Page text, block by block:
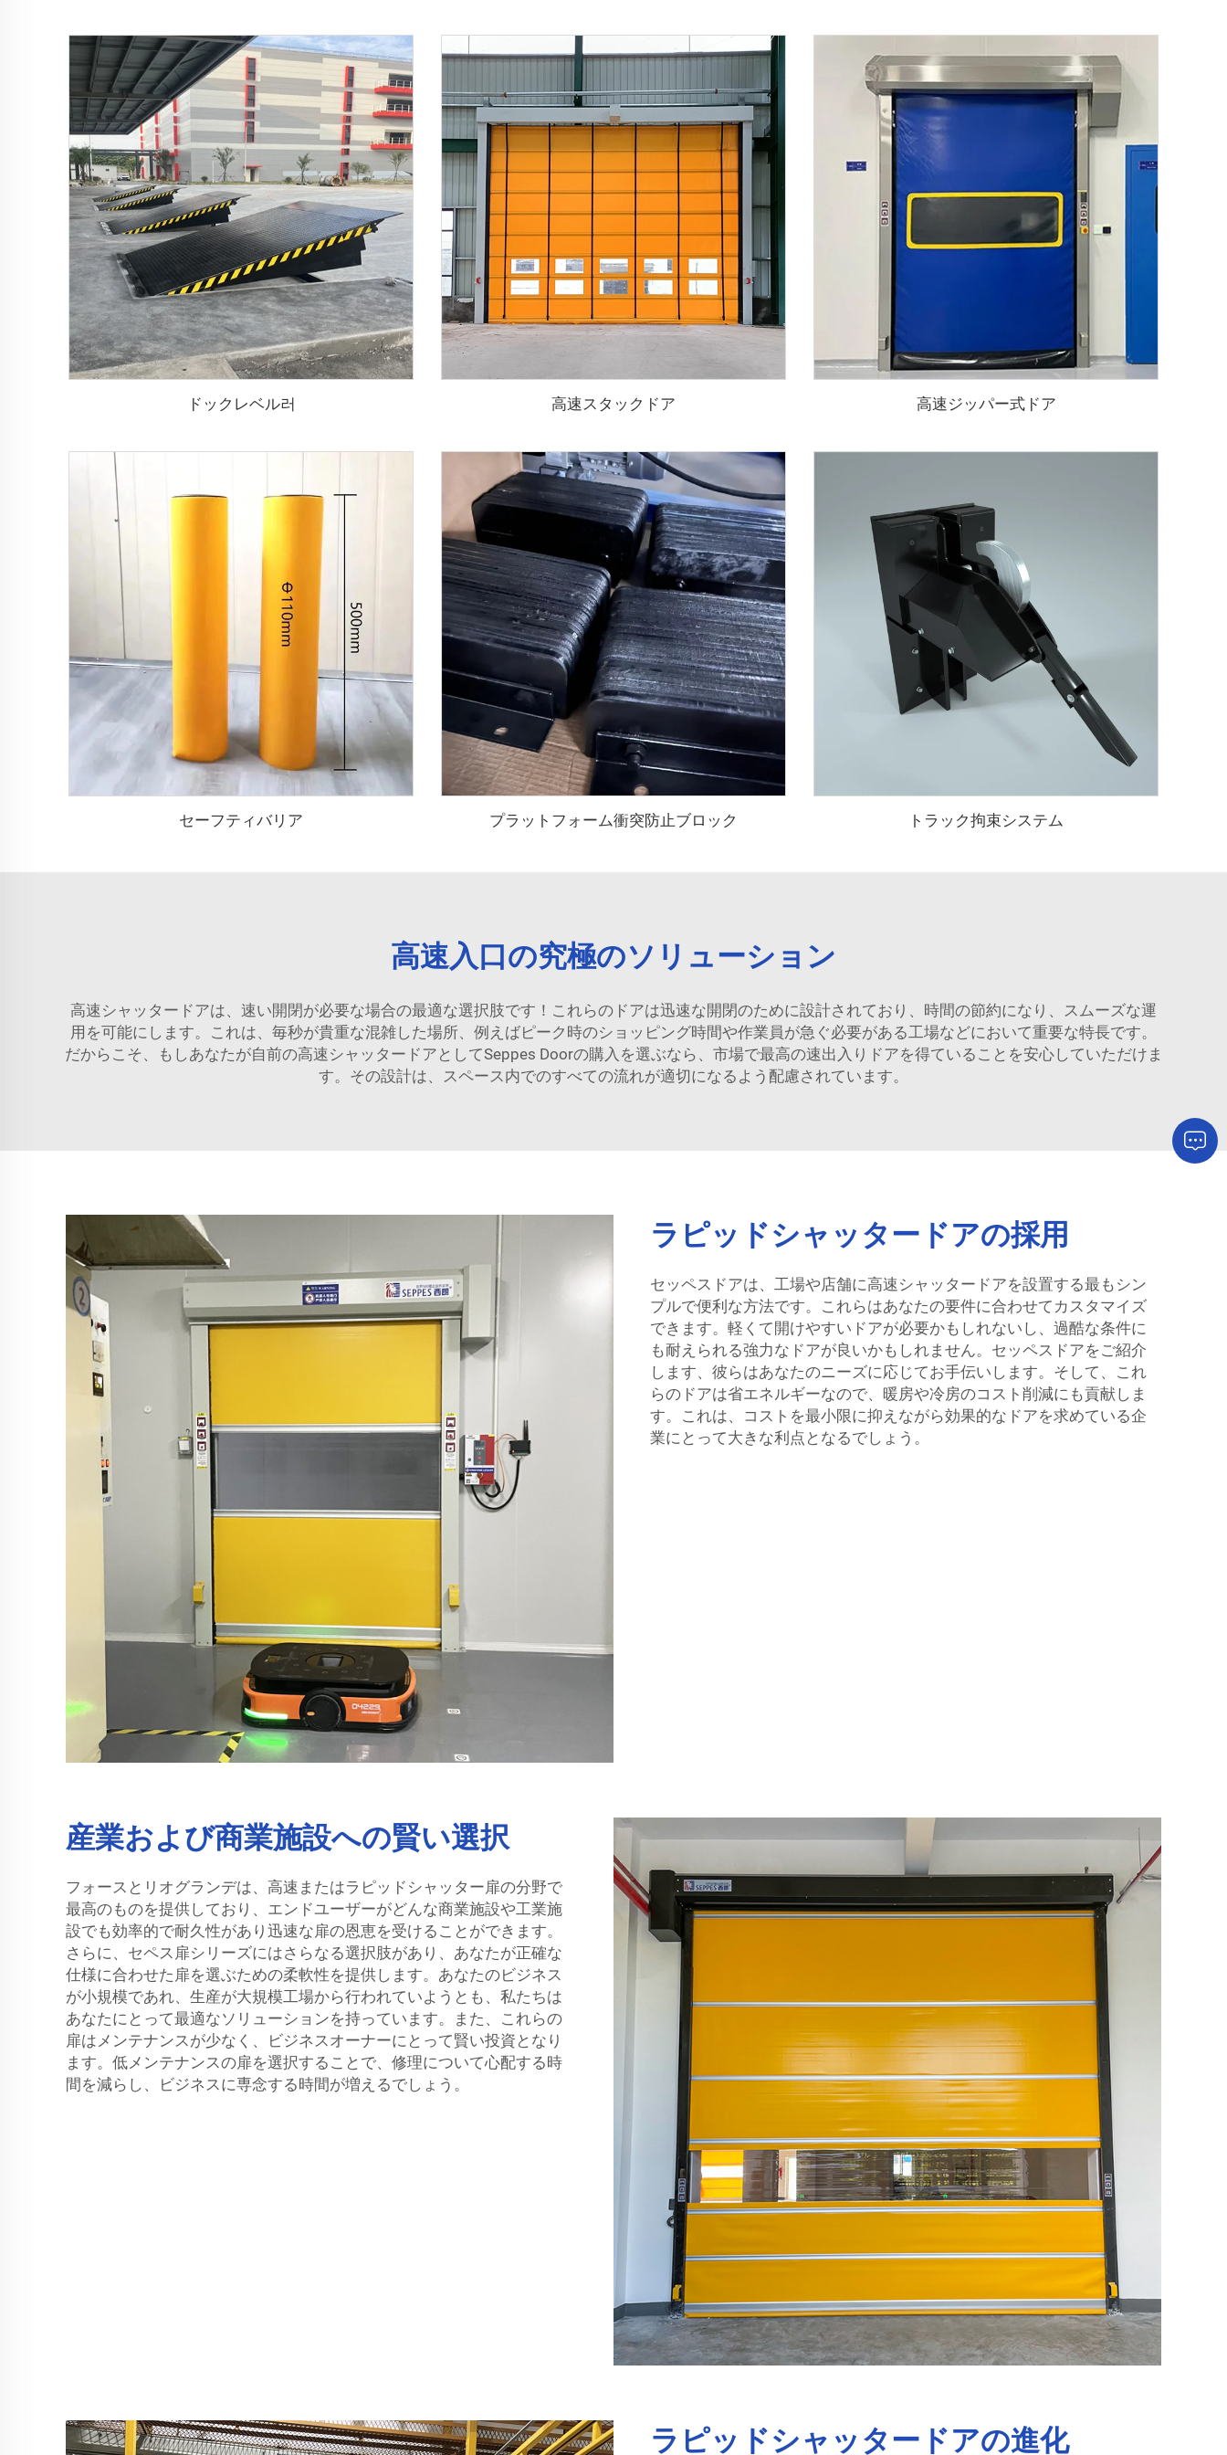
ドックレベル러 高速スタックドア 高速ジッパー式ドア
セーフティバリア プラットフォーム衝突防止ブロック トラック拘束システム
高速入口の究極のソリューション
高速シャッタードアは、速い開閉が必要な場合の最適な選択肢です！これらのドアは迅速な開閉のために設計されており、時間の節約になり、スムーズな運
用を可能にします。これは、毎秒が貴重な混雑した場所、例えばピーク時のショッピング時間や作業員が急ぐ必要がある工場などにおいて重要な特長です。
だからこそ、もしあなたが自前の高速シャッタードアとしてSeppes Doorの購入を選ぶなら、市場で最高の速出入りドアを得ていることを安心していただけま
す。その設計は、スペース内でのすべての流れが適切になるよう配慮されています。
ラピッドシャッタードアの採用
セッペスドアは、工場や店舗に高速シャッタードアを設置する最もシン
プルで便利な方法です。これらはあなたの要件に合わせてカスタマイズ
できます。軽くて開けやすいドアが必要かもしれないし、過酷な条件に
も耐えられる強力なドアが良いかもしれません。セッペスドアをご紹介
します、彼らはあなたのニーズに応じてお手伝いします。そして、これ
らのドアは省エネルギーなので、暖房や冷房のコスト削減にも貢献しま
す。これは、コストを最小限に抑えながら効果的なドアを求めている企
業にとって大きな利点となるでしょう。
産業および商業施設への賢い選択
フォースとリオグランデは、高速またはラピッドシャッター扉の分野で
最高のものを提供しており、エンドユーザーがどんな商業施設や工業施
設でも効率的で耐久性があり迅速な扉の恩恵を受けることができます。
さらに、セペス扉シリーズにはさらなる選択肢があり、あなたが正確な
仕様に合わせた扉を選ぶための柔軟性を提供します。あなたのビジネス
が小規模であれ、生産が大規模工場から行われていようとも、私たちは
あなたにとって最適なソリューションを持っています。また、これらの
扉はメンテナンスが少なく、ビジネスオーナーにとって賢い投資となり
ます。低メンテナンスの扉を選択することで、修理について心配する時
間を減らし、ビジネスに専念する時間が増えるでしょう。
ラピッドシャッタードアの進化